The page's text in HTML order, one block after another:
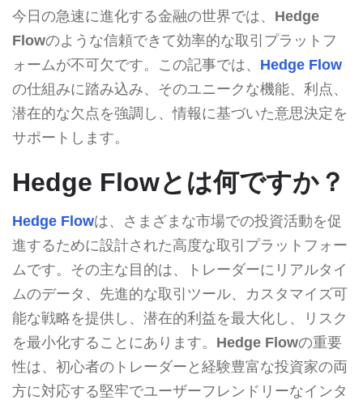
今日の急速に進化する金融の世界では、 Hedge
Flowのような信頼できて効率的な取引プラットフ
ォームが不可欠です。この記事では、 Hedge Flow
の仕組みに踏み込み、そのユニークな機能、利点、
潜在的な欠点を強調し、情報に基づいた意思決定を
サポートします。
Hedge Flowとは何ですか？
Hedge Flowは、さまざまな市場での投資活動を促
進するために設計された高度な取引プラットフォー
ムです。その主な目的は、トレーダーにリアルタイ
ムのデータ、先進的な取引ツール、カスタマイズ可
能な戦略を提供し、潜在的利益を最大化し、リスク
を最小化することにあります。 Hedge Flowの重要
性は、初心者のトレーダーと経験豊富な投資家の両
方に対応する堅牢でユーザーフレンドリーなインタ